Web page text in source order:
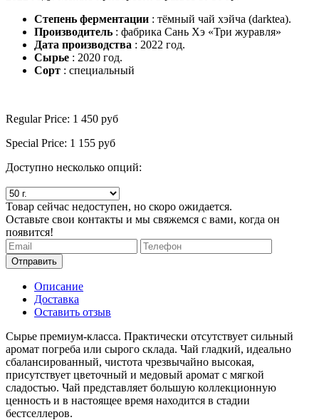
Степень ферментации : тёмный чай хэйча (darktea).
Производитель : фабрика Сань Хэ «Три журавля»
Дата производства : 2022 год.
Сырье : 2020 год.
Сорт : специальный
Regular Price: 1 450 руб
Special Price: 1 155 руб
Доступно несколько опций:
Товар сейчас недоступен, но скоро ожидается.
Оставьте свои контакты и мы свяжемся с вами, когда он
появится!
Отправить
Описание
Доставка
Оставить отзыв
Сырье премиум-класса. Практически отсутствует сильный
аромат погреба или сырого склада. Чай гладкий, идеально
сбалансированный, чистота чрезвычайно высокая,
присутствует цветочный и медовый аромат с мягкой
сладостью. Чай представляет большую коллекционную
ценность и в настоящее время находится в стадии
бестселлеров.